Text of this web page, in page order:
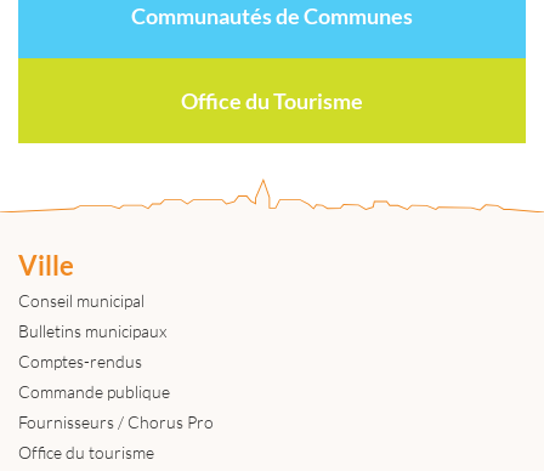
Communautés de Communes
Office du Tourisme
Ville
Conseil municipal
Bulletins municipaux
Comptes-rendus
Commande publique
Fournisseurs / Chorus Pro
Office du tourisme